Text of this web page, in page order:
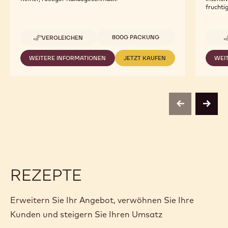
VERGLEICHEN
-
NIBS
Verfügbare Verpackungsgrößen
800G PACKUNG
WEITERE INFORMATIONEN
-
JETZT KAUFEN
-
previousnext
REZEPTE
Erweitern Sie Ihr Angebot, verwöhnen Sie Ihre
Kunden und steigern Sie Ihren Umsatz